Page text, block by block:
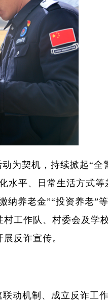
为契机，持续掀起“全
水平、日常生活方式等
纳养老金”“投资养老”
工作队、村委会及学
反诈宣传。
动机制、成立反诈工